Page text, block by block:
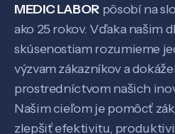
Veda a
MEDIC LABOR pôsobí na
ako 25 rokov. Vďaka našim
skúsenostiam rozumieme
výzvam zákazníkov a
prostredníctvom našich
Našim cieľom je pomôcť
zlepšiť efektivitu,